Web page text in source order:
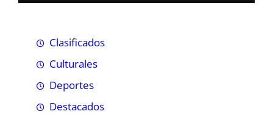
Clasificados
Culturales
Deportes
Destacados